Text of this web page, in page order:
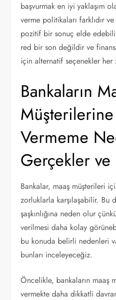
başvurmak en iyi yaklaşım
verme politikaları farklıdır
pozitif bir sonuç elde
red bir son değildir ve
için alternatif seçenekler her
Bankaların
Vermeme
Gerçekler
Bankalar, maaş müşterileri
zorluklarla karşılaşabilir. Bu
şaşkınlığına neden olur
verilmesi daha kolay
bu konuda belirli nedenleri
bunları inceleyeceğiz.
Öncelikle, bankaların maaş
vermekte daha dikkatli